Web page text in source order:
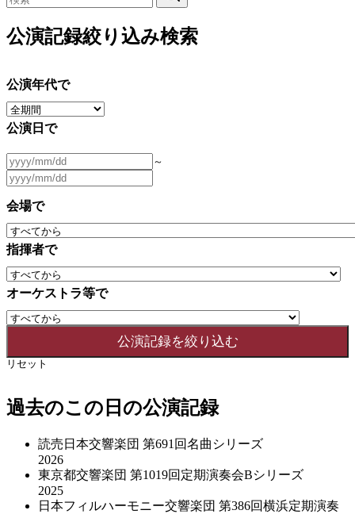
公演記録絞り込み検索
公演年代で
公演日で
～
会場で
指揮者で
オーケストラ等で
リセット
過去のこの日の公演記録
読売日本交響楽団 第691回名曲シリーズ
2026
東京都交響楽団 第1019回定期演奏会Bシリーズ
2025
日本フィルハーモニー交響楽団 第386回横浜定期演奏